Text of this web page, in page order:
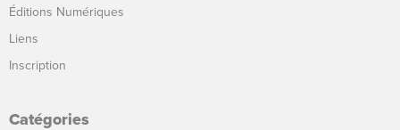
Éditions Numériques
Liens
Inscription
Catégories